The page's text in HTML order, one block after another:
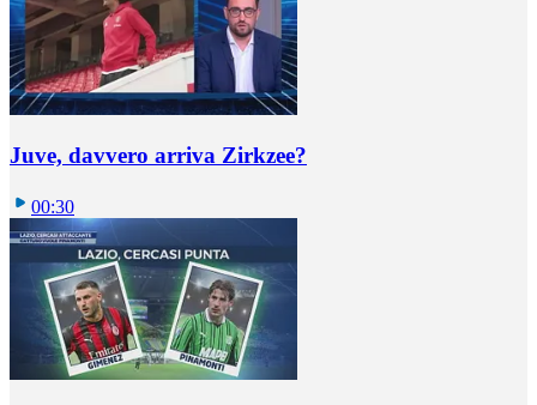
Juve, davvero arriva Zirkzee?
00:30